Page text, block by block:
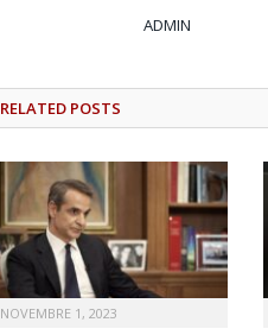
ADMIN
RELATED POSTS
NOVEMBRE 1, 2023